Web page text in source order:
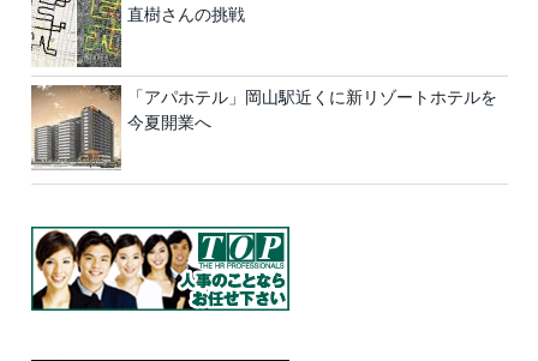
直樹さんの挑戦
「アパホテル」岡山駅近くに新リゾートホテルを
今夏開業へ